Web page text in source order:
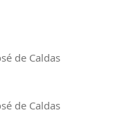
de Caldas
de Caldas